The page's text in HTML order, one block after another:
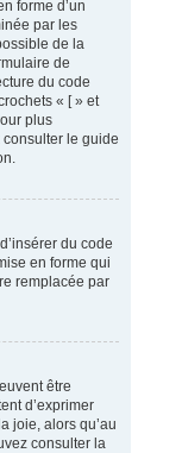
forme d’un
par les
de la
de
du code
« [ » et
plus
le guide
du code
en forme qui
remplacée par
être
d’exprimer
joie, alors qu’au
consulter la